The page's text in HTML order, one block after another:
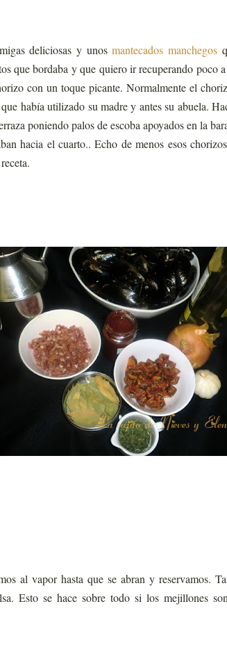
deliciosas y unosmantecados manchegos
que bordaba y que quiero ir recuperando poco
con un toque picante. Normalmente el
había utilizado su madre y antes su abuela.
poniendo palos de escoba apoyados en la
hacia el cuarto.. Echo de menos esos
al vapor hasta que se abran y reservamos.
Esto se hace sobre todo si los mejillones